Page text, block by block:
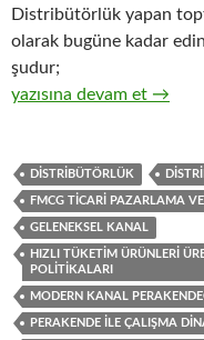
Distribütörlük yapan
olarak bugüne kadar
şudur;
21-Hızlı tüketim
yazısına devam et →
DISTRIBÜTÖRLÜK
FMCG TICARI PAZARLAMA VE
GELENEKSEL KANAL
HIZLI TÜKETIM ÜRÜNLERI
POLITIKALARI
MODERN KANAL
PERAKENDE ILE ÇALIŞMA